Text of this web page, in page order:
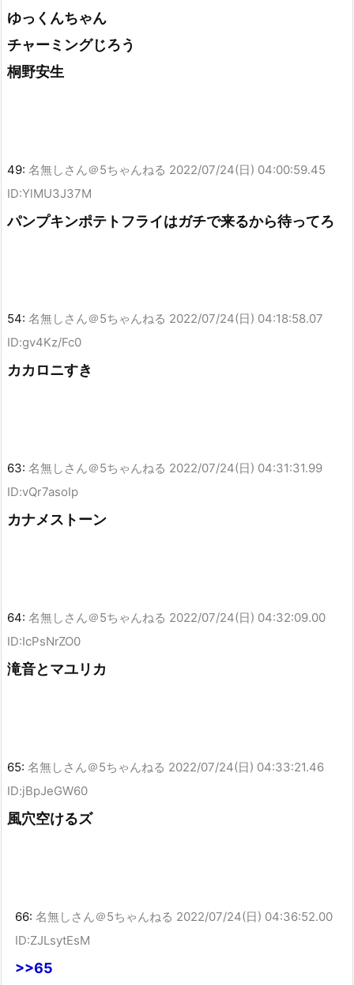
ゆっくんちゃん
チャーミングじろう
桐野安生
49: 名無しさん＠5ちゃんねる 2022/07/24(日) 04:00:59.45
ID:YlMU3J37M
パンプキンポテトフライはガチで来るから待ってろ
54: 名無しさん＠5ちゃんねる 2022/07/24(日) 04:18:58.07
ID:gv4Kz/Fc0
カカロニすき
63: 名無しさん＠5ちゃんねる 2022/07/24(日) 04:31:31.99
ID:vQr7asoIp
カナメストーン
64: 名無しさん＠5ちゃんねる 2022/07/24(日) 04:32:09.00
ID:IcPsNrZO0
滝音とマユリカ
65: 名無しさん＠5ちゃんねる 2022/07/24(日) 04:33:21.46
ID:jBpJeGW60
風穴空けるズ
66: 名無しさん＠5ちゃんねる 2022/07/24(日) 04:36:52.00
ID:ZJLsytEsM
>>65